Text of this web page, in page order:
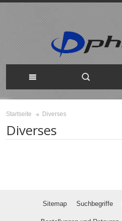
Startseite Diverses
Diverses
Sitemap Suchbegriffe